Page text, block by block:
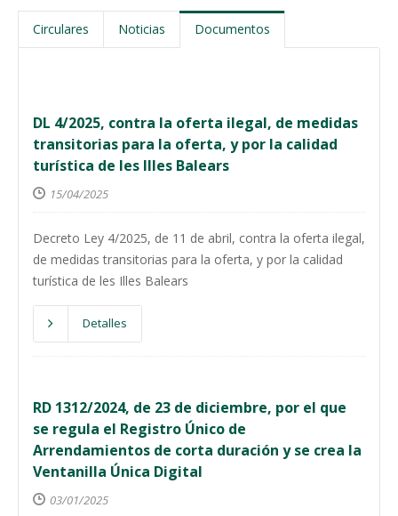
Circulares Noticias Documentos
DL 4/2025, contra la oferta ilegal, de medidas
transitorias para la oferta, y por la calidad
turística de les Illes Balears
15/04/2025
Decreto Ley 4/2025, de 11 de abril, contra la oferta ilegal,
de medidas transitorias para la oferta, y por la calidad
turística de les Illes Balears
Detalles
RD 1312/2024, de 23 de diciembre, por el que
se regula el Registro Único de
Arrendamientos de corta duración y se crea la
Ventanilla Única Digital
03/01/2025